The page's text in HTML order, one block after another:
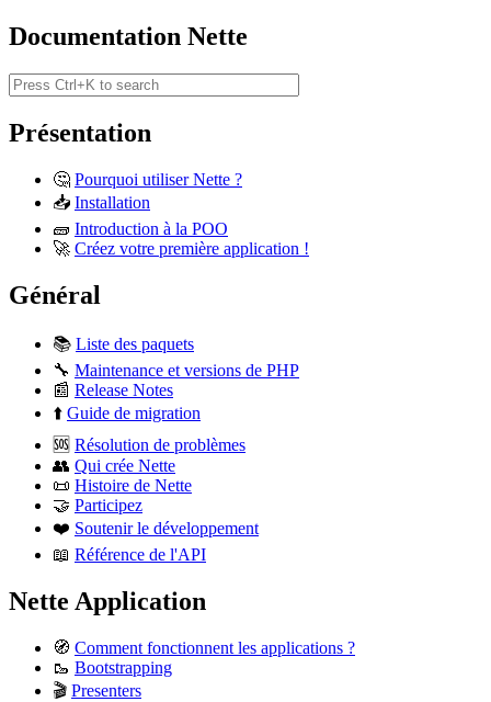
Documentation Nette
Présentation
🤔 Pourquoi utiliser Nette ?
📥 Installation
🧱 Introduction à la POO
🚀 Créez votre première application !
Général
📚 Liste des paquets
🔧 Maintenance et versions de PHP
📰 Release Notes
⬆️ Guide de migration
🆘 Résolution de problèmes
👥 Qui crée Nette
📜 Histoire de Nette
🤝 Participez
❤️ Soutenir le développement
📖 Référence de l'API
Nette Application
🧭 Comment fonctionnent les applications ?
🥾 Bootstrapping
🎬 Presenters